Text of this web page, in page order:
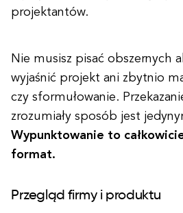
projektantów.
Nie musisz pisać obszernych
wyjaśnić projekt ani zbytnio
czy sformułowanie.
zrozumiały sposób jest
Wypunktowanie to
format.
Przegląd firmy i produktu